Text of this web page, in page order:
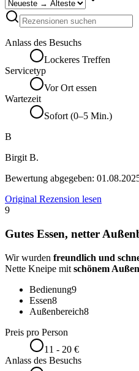
Anlass des Besuchs
Lockeres Treffen
Servicetyp
Vor Ort essen
Wartezeit
Sofort (0–5 Min.)
B
Birgit B.
Bewertung abgegeben:
Original Rezension lesen
9
Gutes Essen, netter
Wir wurden freundlich und
Nette Kneipe mit schönem
Bedienung9
Essen8
Außenbereich8
Preis pro Person
11 - 20 €
Anlass des Besuchs